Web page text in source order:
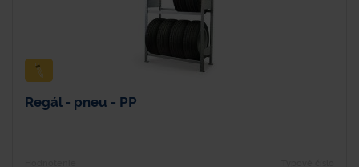
Regál - pneu - PP